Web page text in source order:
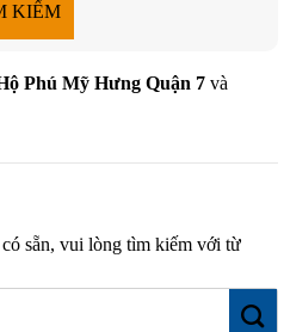
KIẾM
Phú Mỹ Hưng Quận 7 và
sẵn, vui lòng tìm kiếm với từ